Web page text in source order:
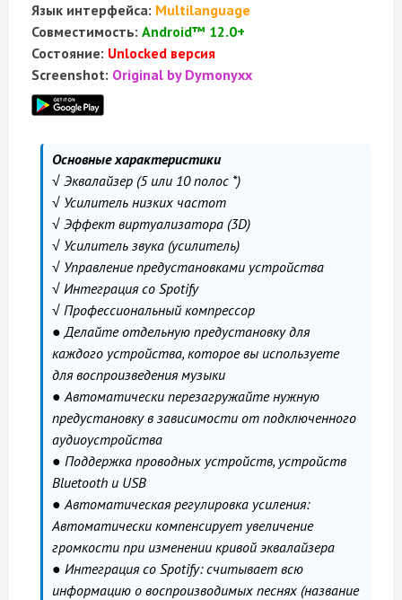
Язык интерфейса: Multilanguage
Совместимость: Android™ 12.0+
Состояние: Unlocked версия
Screenshot: Original by Dymonyxx
Основные характеристики
√ Эквалайзер (5 или 10 полос *)
√ Усилитель низких частот
√ Эффект виртуализатора (3D)
√ Усилитель звука (усилитель)
√ Управление предустановками устройства
√ Интеграция со Spotify
√ Профессиональный компрессор
● Делайте отдельную предустановку для
каждого устройства, которое вы используете
для воспроизведения музыки
● Автоматически перезагружайте нужную
предустановку в зависимости от подключенного
аудиоустройства
● Поддержка проводных устройств, устройств
Bluetooth и USB
● Автоматическая регулировка усиления:
Автоматически компенсирует увеличение
громкости при изменении кривой эквалайзера
● Интеграция со Spotify: считывает всю
информацию о воспроизводимых песнях (название